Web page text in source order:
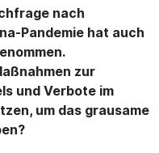
nach
Pandemie hat auch
zur
und Verbote im
um das grausame